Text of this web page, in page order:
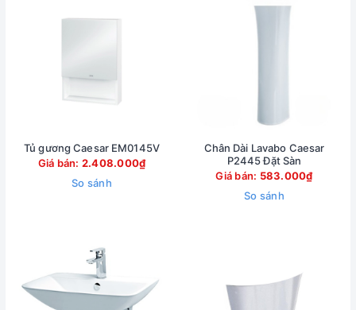
Tủ gương Caesar EM0145V
Giá bán: 2.408.000₫
So sánh
Chân Dài Lavabo Caesar
P2445 Đặt Sàn
Giá bán: 583.000₫
So sánh